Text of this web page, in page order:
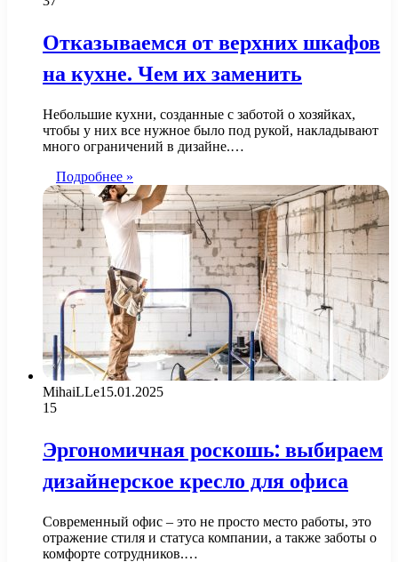
Отказываемся от верхних шкафов
на кухне. Чем их заменить
Небольшие кухни, созданные с заботой о хозяйках,
чтобы у них все нужное было под рукой, накладывают
много ограничений в дизайне.…
Подробнее »
MihaiLLe15.01.2025
15
Эргономичная роскошь: выбираем
дизайнерское кресло для офиса
Современный офис – это не просто место работы, это
отражение стиля и статуса компании, а также заботы о
комфорте сотрудников.…